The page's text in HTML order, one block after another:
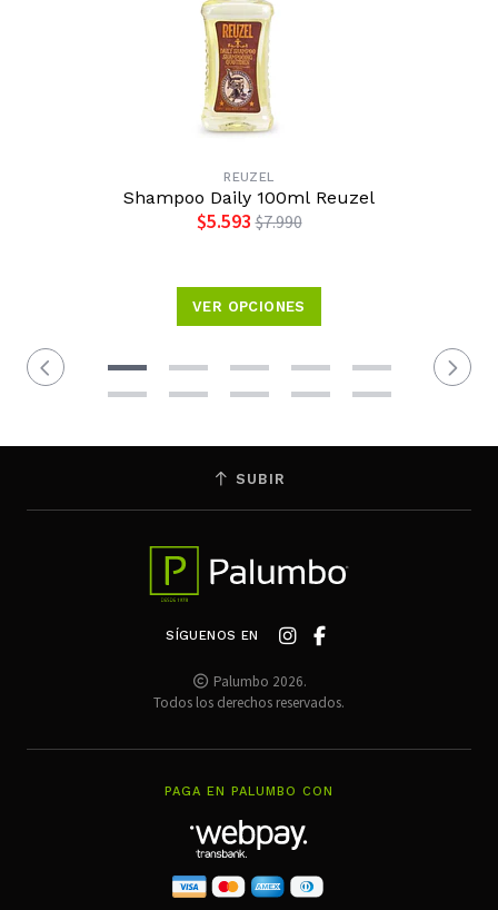
REUZEL
Shampoo Daily 100ml Reuzel
$5.593 $7.990
VER OPCIONES
SUBIR
SÍGUENOS EN
Palumbo 2026.
Todos los derechos reservados.
PAGA EN PALUMBO CON